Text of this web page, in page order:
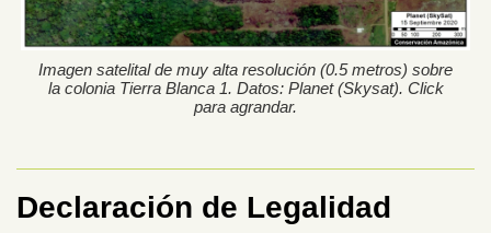
Imagen satelital de muy alta resolución (0.5 metros) sobre
la colonia Tierra Blanca 1. Datos: Planet (Skysat). Click
para agrandar.
Declaración de Legalidad